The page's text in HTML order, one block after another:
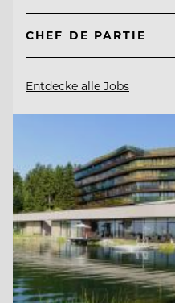
CHEF DE PARTIE
Entdecke alle Jobs